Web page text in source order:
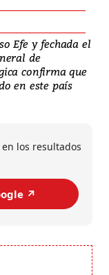
Efe y fechada el
de
confirma que
en este país
los resultados
↗️